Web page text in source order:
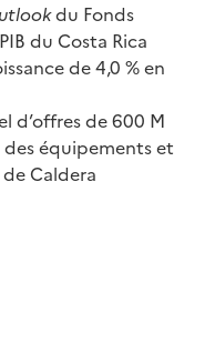
du Fonds
du Costa Rica
de 4,0 % en
d’offres de 600 M
équipements et
Caldera